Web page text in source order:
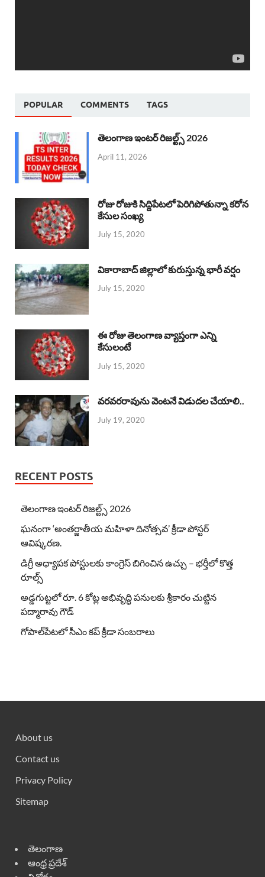
POPULAR COMMENTS TAGS
తెలంగాణ ఇంటర్ రిజల్ట్స్ 2026
April 11, 2026
రోజు రోజుకి సిద్దిపేటలో పెరిగిపోతున్నా కరోన
కేసుల సంఖ్య
July 15, 2020
వికారాబాద్ జిల్లాలో కురుస్తున్న భారీ వర్షం
July 15, 2020
ఈ రోజు తెలంగాణ వ్యాప్తంగా ఎన్ని
కేసులంటే
July 15, 2020
వరవరరావును వెంటనే విడుదల చేయాలి..
July 19, 2020
RECENT POSTS
తెలంగాణ ఇంటర్ రిజల్ట్స్ 2026
ఘనంగా ‘అంతర్జాతీయ మహిళా దినోత్సవ’ క్రీడా పోస్టర్
ఆవిష్కరణ.
డిగ్రీ అధ్యాపక పోస్టులకు కాంగ్రెస్ బిగించిన ఉచ్చు – భర్తీలో కొత్త
రూల్స్
అడ్డగుట్టలో రూ. 6 కోట్ల అభివృద్ధి పనులకు శ్రీకారం చుట్టిన
పద్మారావు గౌడ్
గోపాల్‌పేటలో సీఎం కప్ క్రీడా సంబరాలు
About us
Contact us
Privacy Policy
Sitemap
తెలంగాణ
ఆంధ్ర ప్రదేశ్